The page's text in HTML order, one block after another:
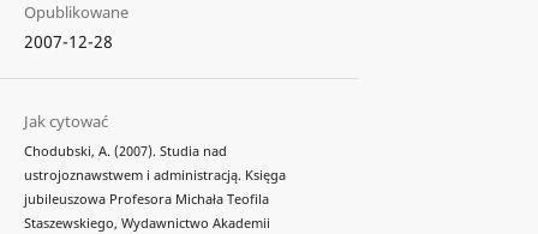
Opublikowane
2007-12-28
Jak cytować
Chodubski, A. (2007). Studia nad
ustrojoznawstwem i administracją. Księga
jubileuszowa Profesora Michała Teofila
Staszewskiego, Wydawnictwo Akademii